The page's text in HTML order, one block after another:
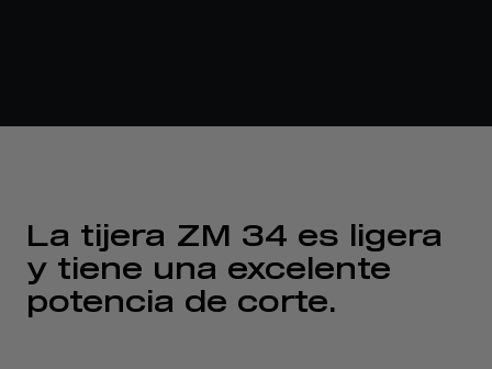
La tijera ZM 34 es ligera
y tiene una excelente
potencia de corte.